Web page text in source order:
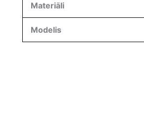
Materiāli
Modelis